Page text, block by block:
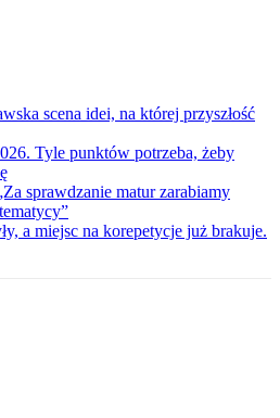
scena idei, na której przyszłość
Tyle punktów potrzeba, żeby
sprawdzanie matur zarabiamy
a miejsc na korepetycje już brakuje.